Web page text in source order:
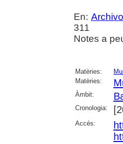
En:
311
Notes a
Matèries:
Matèries:
Àmbit:
Cronologia:
Accés: